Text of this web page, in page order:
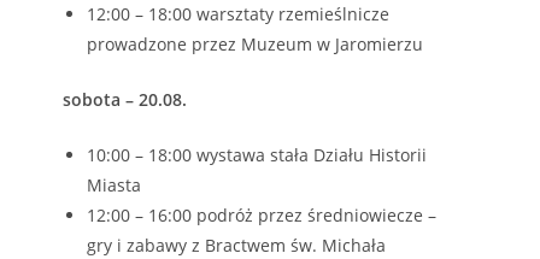
12:00 – 18:00 warsztaty rzemieślnicze
prowadzone przez Muzeum w Jaromierzu
sobota – 20.08.
10:00 – 18:00 wystawa stała Działu Historii
Miasta
12:00 – 16:00 podróż przez średniowiecze –
gry i zabawy z Bractwem św. Michała